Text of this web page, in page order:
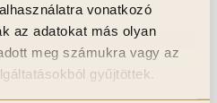
vonatkozó
az adatokat más olyan
meg számukra vagy az
gyűjtöttek.